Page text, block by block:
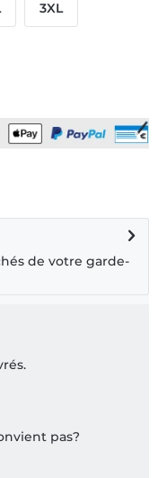
3XL
de votre garde-
pas?